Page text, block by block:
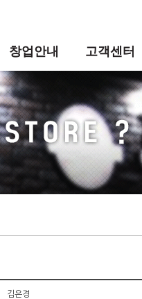
창업안내
성공법칙
창업절차&비용
인터뷰&홍보
창업상담문의
창업설명회신청
고객센터
뉴스&공지
언론보도
CF 영상
이벤트
고객의 소리
김은경